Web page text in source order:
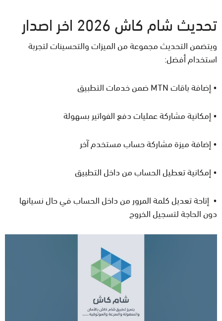
تحديث شام كاش 2026 اخر اصدار
ويتضمن التحديث مجموعة من الميزات والتحسينات لتجربة
استخدام أفضل:
• إضافة باقات MTN ضمن خدمات التطبيق
• إمكانية مشاركة عمليات دفع الفواتير بسهولة
• إضافة ميزة مشاركة حساب مستخدم آخر
• إمكانية تعطيل الحساب من داخل التطبيق
• إتاحة تعديل كلمة المرور من داخل الحساب في حال نسيانها
دون الحاجة لتسجيل الخروج